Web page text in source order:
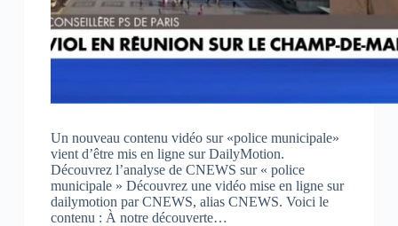
Un nouveau contenu vidéo sur «police municipale»
vient d’être mis en ligne sur DailyMotion.
Découvrez l’analyse de CNEWS sur « police
municipale » Découvrez une vidéo mise en ligne sur
dailymotion par CNEWS, alias CNEWS. Voici le
contenu : À notre découverte…